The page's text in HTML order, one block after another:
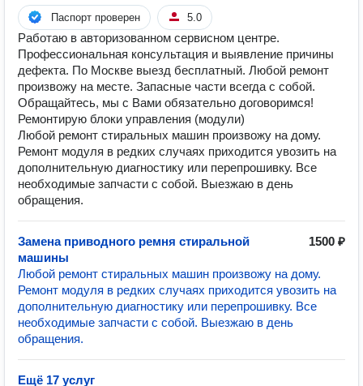
Паспорт проверен 5.0
Работаю в авторизованном сервисном центре.
Профессиональная консультация и выявление причины
дефекта. По Москве выезд бесплатный. Любой ремонт
произвожу на месте. Запасные части всегда с собой.
Обращайтесь, мы с Вами обязательно договоримся!
Ремонтирую блоки управления (модули)
Любой ремонт стиральных машин произвожу на дому.
Ремонт модуля в редких случаях приходится увозить на
дополнительную диагностику или перепрошивку. Все
необходимые запчасти с собой. Выезжаю в день
обращения.
Замена приводного ремня стиральной
машины
1500 ₽
Любой ремонт стиральных машин произвожу на дому.
Ремонт модуля в редких случаях приходится увозить на
дополнительную диагностику или перепрошивку. Все
необходимые запчасти с собой. Выезжаю в день
обращения.
Ещё 17 услуг